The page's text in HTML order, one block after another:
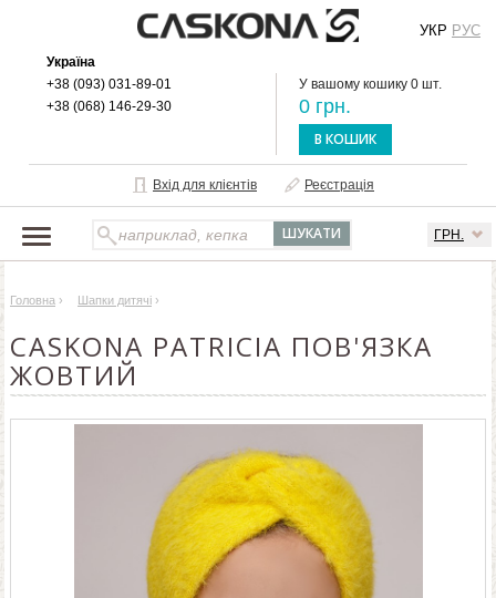
Україна
+38 (093) 031-89-01
+38 (068) 146-29-30
У вашому кошику 0 шт.
0 грн.
В КОШИК
Вхід для клієнтів Реєстрація
ГРН.
УКР РУС
ПРО БРЕНД
ДОСТАВКА І ОПЛАТА
ОПТОВИМ КЛІЄНТАМ
Головна › Шапки дитячі ›
CASKONA PATRICIA ПОВ'ЯЗКА
ЖОВТИЙ